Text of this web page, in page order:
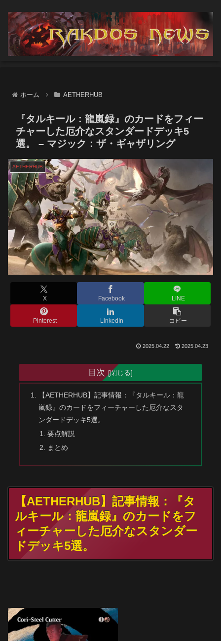
ホーム AETHERHUB
『タルキール：龍嵐録』のカードをフィー
チャーした厄介なスタンダードデッキ5
選。 – マジック：ザ・ギャザリング
AETHERHUB
X Facebook LINE
Pinterest LinkedIn コピー
2025.04.22 2025.04.23
目次
【AETHERHUB】記事情報：『タルキール：龍
嵐録』のカードをフィーチャーした厄介なスタ
ンダードデッキ5選。
要点解説
まとめ
【AETHERHUB】記事情報：『タ
ルキール：龍嵐録』のカードをフ
ィーチャーした厄介なスタンダー
ドデッキ5選。